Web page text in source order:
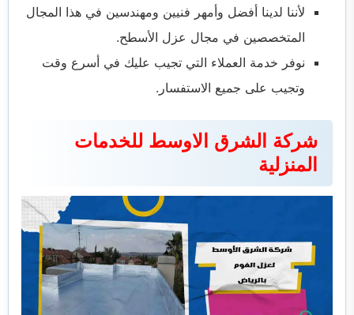
لأننا لدينا أفضل وأمهر فنيين ومهندسين في هذا المجال
المتخصصين في مجال عزل الأسطح.
نوفر خدمة العملاء التي تجيب عليك في أسرع وقت
وتجيب على جميع الاستفسار.
شركة الشرق الاوسط للخدمات
المنزلية